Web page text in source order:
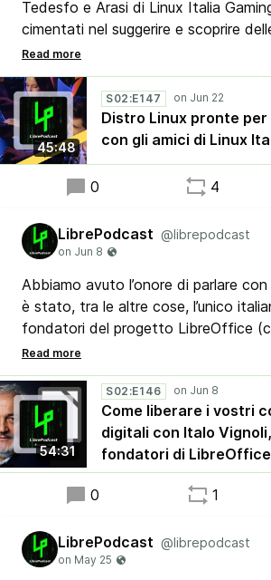
Tedesfo e Arasi di Linux Italia
cimentati nel suggerire e scoprire
Linux, pronte e adatte ai vari tipi di
meno esperienza nel mondo dei
ambienti Open Source.
45:48
S02:E147
Distro Linux pronte
con gli amici di Linux
0 4
LibrePodcast @librepodcast
Abbiamo avuto l’onore di parlare
è stato, tra le altre cose, l’unico
fondatori del progetto LibreOffice
nome del nostro podcast). Con lui
Matteo e Luca hanno parlato del
propri documenti digitali, in modo da
mondo del software proprietario e
completamente di vostra proprietà.
54:31
S02:E146
Come liberare i vostri
digitali con Italo
fondatori di LibreOffice
0 1
LibrePodcast @librepodcast